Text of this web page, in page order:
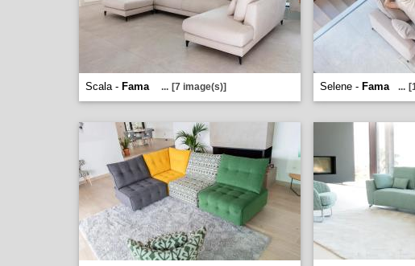
Scala - Fama ... [7 image(s)] Selene - Fama ...